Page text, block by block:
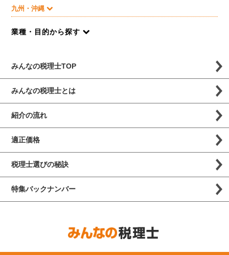
九州・沖縄
業種・目的から探す
みんなの税理士TOP
みんなの税理士とは
紹介の流れ
適正価格
税理士選びの秘訣
特集バックナンバー